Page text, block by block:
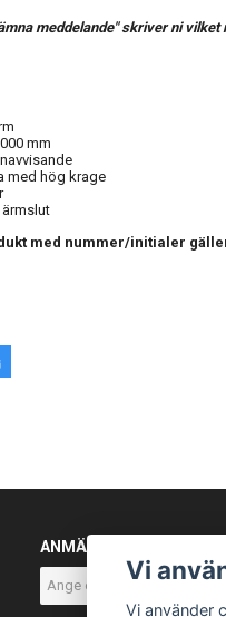
meddelande" skriver ni
mm
med hög krage
med nummer/initialer
ANMÄL DIG TILL VÅRT
Vi
Vi använder